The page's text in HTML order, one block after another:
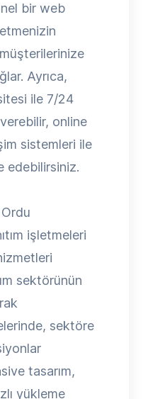
bir web
Ayrıca,
ile 7/24
online
sistemleri ile
edebilirsiniz.
işletmeleri
sektörünün
sektöre
tasarım,
yükleme